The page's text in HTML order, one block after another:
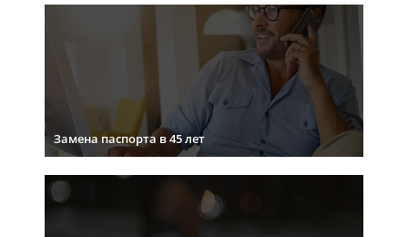
Замена паспорта в 45 лет